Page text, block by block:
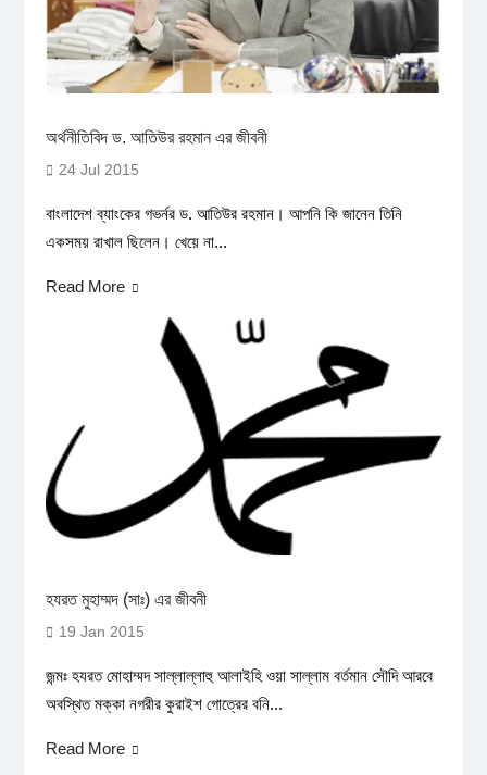
অর্থনীতিবিদ ড. আতিউর রহমান এর জীবনী
24 Jul 2015
বাংলাদেশ ব্যাংকের গভর্নর ড. আতিউর রহমান। আপনি কি জানেন তিনি
একসময় রাখাল ছিলেন। খেয়ে না...
Read More
হযরত মুহাম্মদ (সাঃ) এর জীবনী
19 Jan 2015
জন্মঃ হযরত মোহাম্মদ সাল্লাল্লাহু আলাইহি ওয়া সাল্লাম বর্তমান সৌদি আরবে
অবস্থিত মক্কা নগরীর কুরাইশ গোত্রের বনি...
Read More